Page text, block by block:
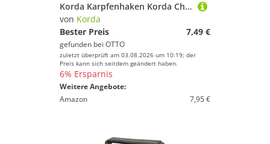
Korda Karpfenhaken Korda Chod Rig Short 5cm - 3 Karpfenrigs
von Korda
Bester Preis
7,49 €
gefunden bei OTTO
zuletzt überprüft am 03.08.2026 um 10:19; der
Preis kann sich seitdem geändert haben.
6% Ersparnis
Weitere Angebote:
Amazon
7,95 €